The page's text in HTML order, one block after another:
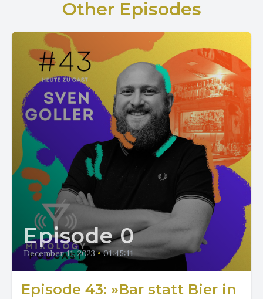
Other Episodes
Episode 0
December 11, 2023 • 01:45:11
Episode 43: »Bar statt Bier in